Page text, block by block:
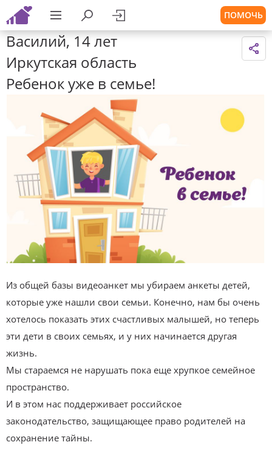
ПОМОЧЬ
Василий, 14 лет
Иркутская область
Ребенок уже в семье!
Из общей базы видеоанкет мы убираем анкеты детей,
которые уже нашли свои семьи. Конечно, нам бы очень
хотелось показать этих счастливых малышей, но теперь
эти дети в своих семьях, и у них начинается другая
жизнь.
Мы стараемся не нарушать пока еще хрупкое семейное
пространство.
И в этом нас поддерживает российское
законодательство, защищающее право родителей на
сохранение тайны.